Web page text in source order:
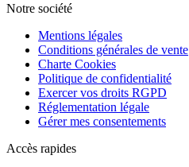
Notre société
Mentions légales
Conditions générales de vente
Charte Cookies
Politique de confidentialité
Exercer vos droits RGPD
Réglementation légale
Gérer mes consentements
Accès rapides